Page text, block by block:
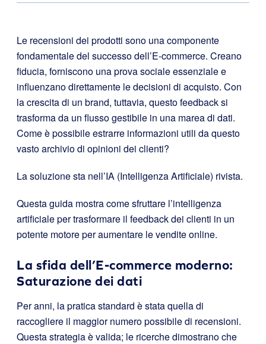
Le recensioni dei prodotti sono una componente
fondamentale del successo dell’E-commerce. Creano
fiducia, forniscono una prova sociale essenziale e
influenzano direttamente le decisioni di acquisto. Con
la crescita di un brand, tuttavia, questo feedback si
trasforma da un flusso gestibile in una marea di dati.
Come è possibile estrarre informazioni utili da questo
vasto archivio di opinioni dei clienti?
La soluzione sta nell’IA (Intelligenza Artificiale) rivista.
Questa guida mostra come sfruttare l’intelligenza
artificiale per trasformare il feedback dei clienti in un
potente motore per aumentare le vendite online.
La sfida dell’E-commerce moderno:
Saturazione dei dati
Per anni, la pratica standard è stata quella di
raccogliere il maggior numero possibile di recensioni.
Questa strategia è valida; le ricerche dimostrano che